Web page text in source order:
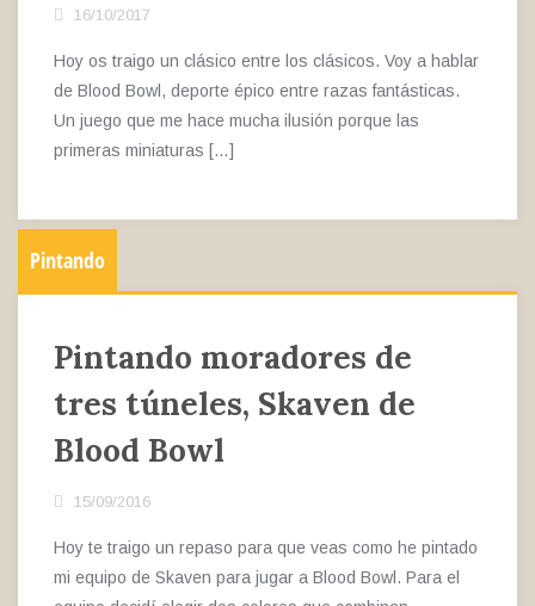
16/10/2017
Hoy os traigo un clásico entre los clásicos. Voy a hablar
de Blood Bowl, deporte épico entre razas fantásticas.
Un juego que me hace mucha ilusión porque las
primeras miniaturas […]
Pintando
Pintando moradores de
tres túneles, Skaven de
Blood Bowl
15/09/2016
Hoy te traigo un repaso para que veas como he pintado
mi equipo de Skaven para jugar a Blood Bowl. Para el